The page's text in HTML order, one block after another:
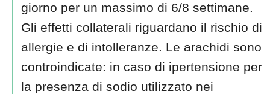
giorno per un massimo di 6/8 settimane.
Gli effetti collaterali riguardano il rischio di
allergie e di intolleranze. Le arachidi sono
controindicate: in caso di ipertensione per
la presenza di sodio utilizzato nei